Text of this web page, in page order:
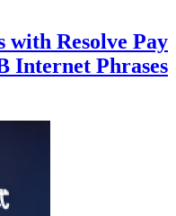
with Resolve Pay
Internet Phrases